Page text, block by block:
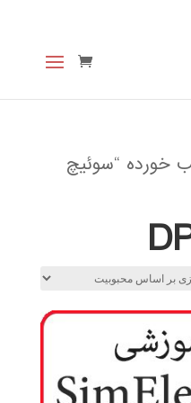
خورده “سوئیچ